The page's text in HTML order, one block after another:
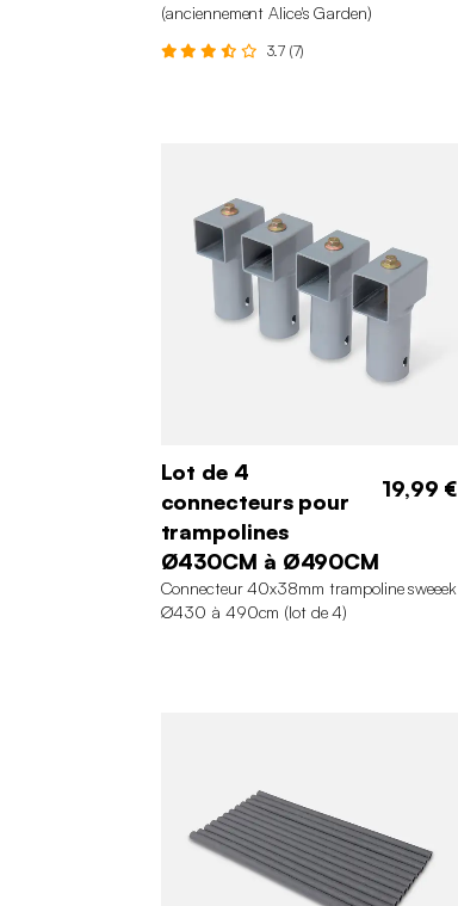
(anciennement Alice's Garden)
3.7 (7)
Lot de 4
connecteurs pour
trampolines
Ø430CM à Ø490CM
19,99 €
Connecteur 40x38mm trampoline sweeek
∅430 à 490cm (lot de 4)